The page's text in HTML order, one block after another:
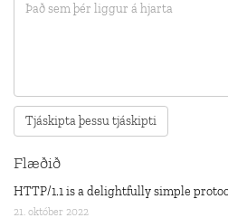
Flæðið
HTTP/1.1 is a delightfully simple
21. október 2022